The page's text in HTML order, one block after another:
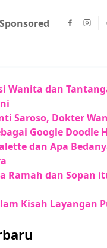
Sponsored
Wanita dan
Saroso, Dokter
Google Doodle
dan Apa
Ramah dan Sopan
Kisah Layangan